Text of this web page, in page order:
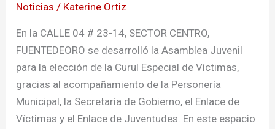
Noticias / Katerine Ortiz
En la CALLE 04 # 23-14, SECTOR CENTRO,
FUENTEDEORO se desarrolló la Asamblea Juvenil
para la elección de la Curul Especial de Víctimas,
gracias al acompañamiento de la Personería
Municipal, la Secretaría de Gobierno, el Enlace de
Víctimas y el Enlace de Juventudes. En este espacio